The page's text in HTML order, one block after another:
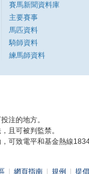
賽馬新聞資料庫
主要賽事
馬匹資料
騎師資料
練馬師資料
注的地方。
且可被判監禁。
可致電平和基金熱線1834
網頁指南 規例 提